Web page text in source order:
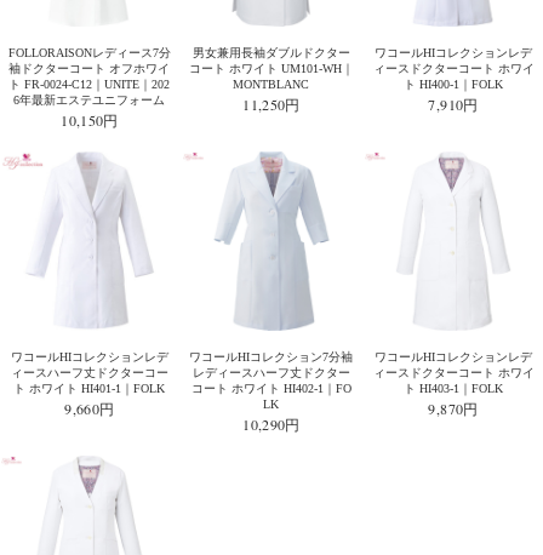
FOLLORAISONレディース7分
袖ドクターコート オフホワイ
ト FR-0024-C12｜UNITE｜202
6年最新エステユニフォーム
10,150円
男女兼用長袖ダブルドクター
コート ホワイト UM101-WH｜
MONTBLANC
11,250円
ワコールHIコレクションレデ
ィースドクターコート ホワイ
ト HI400-1｜FOLK
7,910円
ワコールHIコレクションレデ
ィースハーフ丈ドクターコー
ト ホワイト HI401-1｜FOLK
9,660円
ワコールHIコレクション7分袖
レディースハーフ丈ドクター
コート ホワイト HI402-1｜FO
LK
10,290円
ワコールHIコレクションレデ
ィースドクターコート ホワイ
ト HI403-1｜FOLK
9,870円